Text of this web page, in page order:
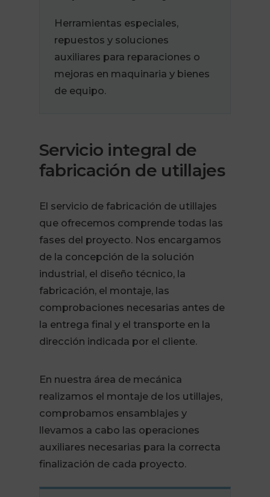
Herramientas especiales,
repuestos y soluciones
auxiliares para reparaciones o
mejoras en maquinaria y bienes
de equipo.
Servicio integral de
fabricación de utillajes
El servicio de fabricación de utillajes
que ofrecemos comprende todas las
fases del proyecto. Nos encargamos
de la concepción de la solución
industrial, el diseño técnico, la
fabricación, el montaje, las
comprobaciones necesarias antes de
la entrega final y el transporte en la
dirección indicada por el cliente.
En nuestra área de mecánica
realizamos el montaje de los utillajes,
comprobamos ensamblajes y
llevamos a cabo las operaciones
auxiliares necesarias para la correcta
finalización de cada proyecto.